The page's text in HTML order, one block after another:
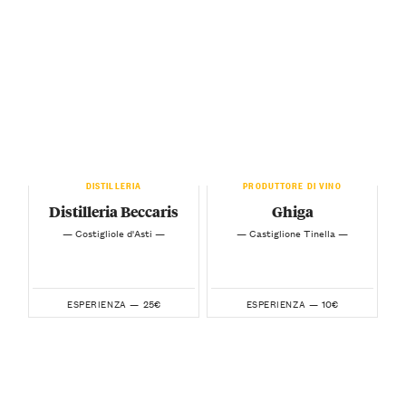
DISTILLERIA
Distilleria Beccaris
— Costigliole d'Asti —
ESPERIENZA — 25€
PRODUTTORE DI VINO
Ghiga
— Castiglione Tinella —
ESPERIENZA — 10€